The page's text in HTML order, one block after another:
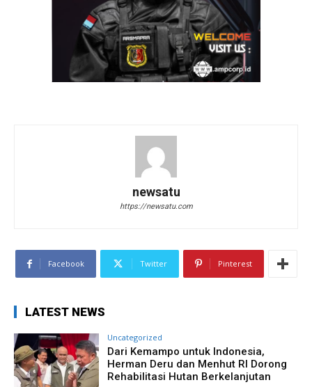
newsatu
https://newsatu.com
Facebook Twitter Pinterest
LATEST NEWS
Uncategorized
Dari Kemampo untuk Indonesia,
Herman Deru dan Menhut RI Dorong
Rehabilitasi Hutan Berkelanjutan